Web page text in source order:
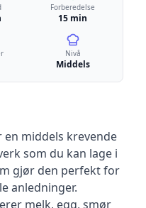
Forberedelse
15 min
Nivå
Middels
en middels krevende
som du kan lage i
gjør den perfekt for
anledninger.
melk, egg, smør